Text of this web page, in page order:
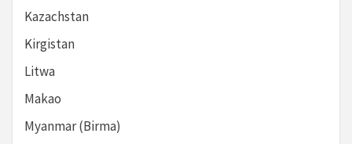
Kazachstan
Kirgistan
Litwa
Makao
Myanmar (Birma)